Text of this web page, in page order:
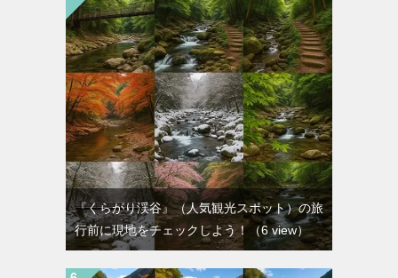
『くらがり渓谷』（人気観光スポット）の旅
行前に現地をチェックしよう！
（6 view）